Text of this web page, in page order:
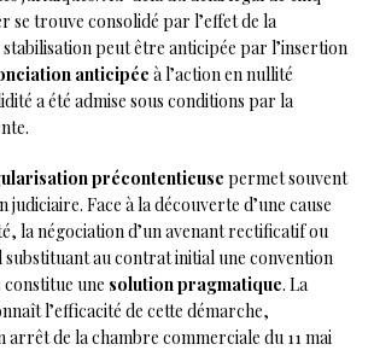
se trouve consolidé par l’effet de la
peut être anticipée par l’insertion
anticipée à l’action en nullité
a été admise sous conditions par la
précontentieuse permet souvent
judiciaire. Face à la découverte d’une cause
la négociation d’un avenant rectificatif ou
substituant au contrat initial une convention
constitue une solution pragmatique. La
l’efficacité de cette démarche,
arrêt de la chambre commerciale du 11 mai